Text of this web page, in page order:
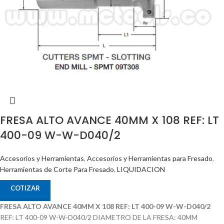
FRESA ALTO AVANCE 40MM X 108 REF: LT
400-09 W-W-D040/2
Accesorios y Herramientas, Accesorios y Herramientas para Fresado,
Herramientas de Corte Para Fresado, LIQUIDACION
COTIZAR
FRESA ALTO AVANCE 40MM X 108 REF: LT 400-09 W-W-D040/2
REF: LT 400-09 W-W-D040/2 DIAMETRO DE LA FRESA: 40MM